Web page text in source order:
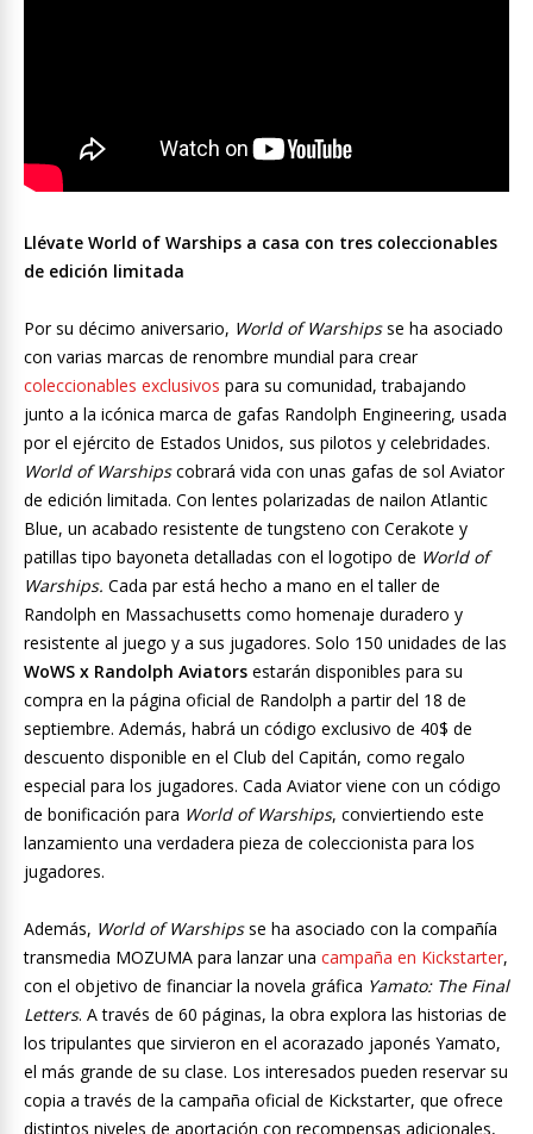
Llévate World of Warships a casa con tres coleccionables
de edición limitada
Por su décimo aniversario, World of Warshipsse ha asociado
con varias marcas de renombre mundial para crear
coleccionables exclusivos para su comunidad, trabajando
junto a la icónica marca de gafas Randolph Engineering, usada
por el ejército de Estados Unidos, sus pilotos y celebridades.
World of Warshipscobrará vida con unas gafas de sol Aviator
de edición limitada. Con lentes polarizadas de nailon Atlantic
Blue, un acabado resistente de tungsteno con Cerakote y
patillas tipo bayoneta detalladas con el logotipo de World of
Warships. Cada par está hecho a mano en el taller de
Randolph en Massachusetts como homenaje duradero y
resistente al juego y a sus jugadores. Solo 150 unidades de las
WoWS x Randolph Aviators estarán disponibles para su
compra en la página oficial de Randolph a partir del 18 de
septiembre. Además, habrá un código exclusivo de 40$ de
descuento disponible en el Club del Capitán, como regalo
especial para los jugadores. Cada Aviator viene con un código
de bonificación para World of Warships, conviertiendo este
lanzamiento una verdadera pieza de coleccionista para los
jugadores.
Además, World of Warshipsse ha asociado con la compañía
transmedia MOZUMA para lanzar una campaña en Kickstarter,
con el objetivo de financiar la novela gráfica Yamato: The Final
Letters. A través de 60 páginas, la obra explora las historias de
los tripulantes que sirvieron en el acorazado japonés Yamato,
el más grande de su clase. Los interesados pueden reservar su
copia a través de la campaña oficial de Kickstarter, que ofrece
distintos niveles de aportación con recompensas adicionales,